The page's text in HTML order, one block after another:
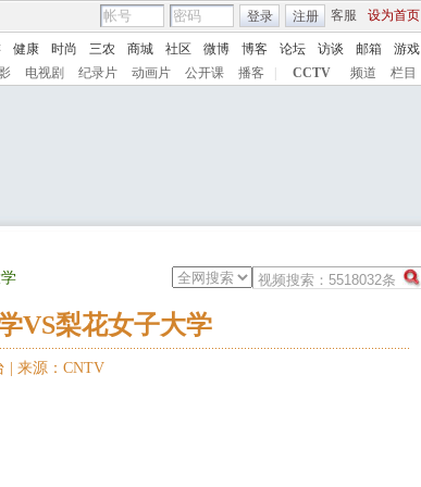
客服 设为首页
登录 注册
健康 时尚 三农 商城 社区 微博 博客 论坛 访谈 邮箱
游戏
电视剧 纪录片 动画片 公开课 播客 CCTV 频道 栏目
VS梨花女子大学
来源：CNTV